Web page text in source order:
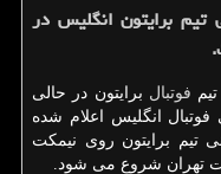
تیم برایتون انگلیس در
فوتبال برایتون در حالی
انگلیس اعلام شده
تیم برایتون روی نیمكت